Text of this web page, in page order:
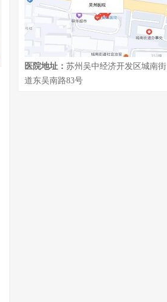
医院地址： 苏州吴中经济开发区城南街
道东吴南路83号